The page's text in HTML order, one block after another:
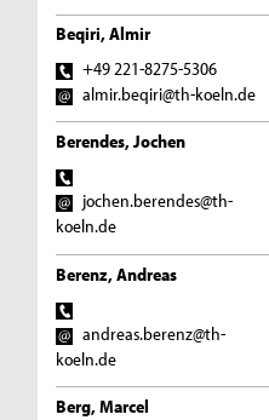
Beqiri, Almir
+49 221-8275-5306
almir.beqiri@th-koeln.de
Berendes, Jochen
jochen.berendes@th-
koeln.de
Berenz, Andreas
andreas.berenz@th-
koeln.de
Berg, Marcel